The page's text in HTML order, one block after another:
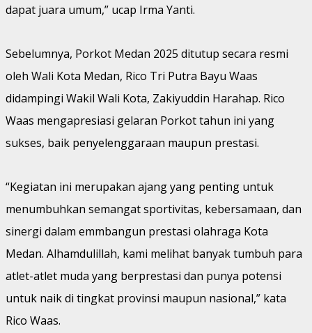
dapat juara umum,” ucap Irma Yanti.
Sebelumnya, Porkot Medan 2025 ditutup secara resmi
oleh Wali Kota Medan, Rico Tri Putra Bayu Waas
didampingi Wakil Wali Kota, Zakiyuddin Harahap. Rico
Waas mengapresiasi gelaran Porkot tahun ini yang
sukses, baik penyelenggaraan maupun prestasi.
“Kegiatan ini merupakan ajang yang penting untuk
menumbuhkan semangat sportivitas, kebersamaan, dan
sinergi dalam emmbangun prestasi olahraga Kota
Medan. Alhamdulillah, kami melihat banyak tumbuh para
atlet-atlet muda yang berprestasi dan punya potensi
untuk naik di tingkat provinsi maupun nasional,” kata
Rico Waas.